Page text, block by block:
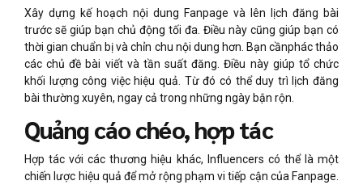
Xây dựng kế hoạch nội dung Fanpage và lên lịch đăng bài
trước sẽ giúp bạn chủ động tối đa. Điều này cũng giúp bạn có
thời gian chuẩn bị và chỉn chu nội dung hơn. Bạn cầnphác thảo
các chủ đề bài viết và tần suất đăng. Điều này giúp tổ chức
khối lượng công việc hiệu quả. Từ đó có thể duy trì lịch đăng
bài thường xuyên, ngay cả trong những ngày bận rộn.
Quảng cáo chéo, hợp tác
Hợp tác với các thương hiệu khác, Influencers có thể là một
chiến lược hiệu quả để mở rộng phạm vi tiếp cận của Fanpage.